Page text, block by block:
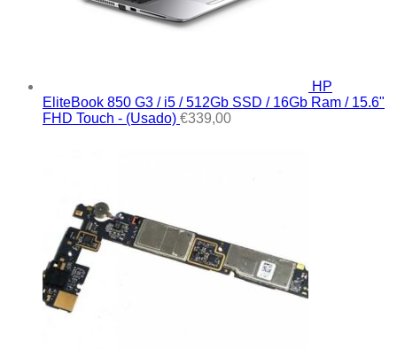
HP
EliteBook 850 G3 / i5 / 512Gb SSD / 16Gb Ram / 15.6"
FHD Touch - (Usado) €339,00